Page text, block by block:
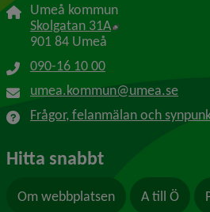
Umeå kommun
Skolgatan 31A Länk till annan
901 84 Umeå
090-16 10 00
umea.kommun@umea.se
Frågor, felanmälan och
Hitta snabbt
Om webbplatsen A till Ö